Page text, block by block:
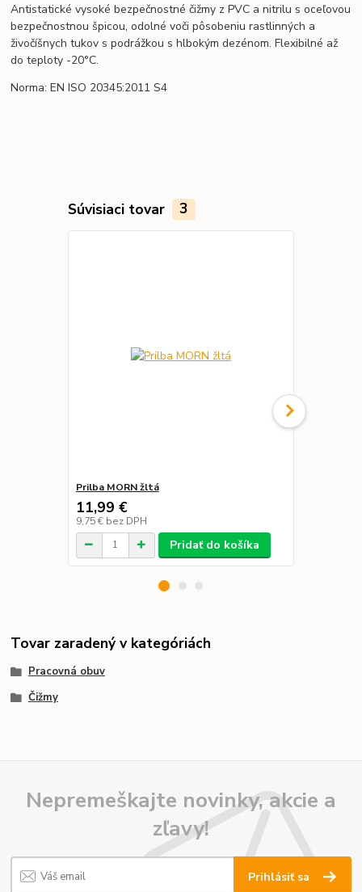
Antistatické vysoké bezpečnostné čižmy z PVC a nitrilu s oceľovou
bezpečnostnou špicou, odolné voči pôsobeniu rastlinných a
živočíšnych tukov s podrážkou s hlbokým dezénom. Flexibilné až
do teploty -20°C.
Norma: EN ISO 20345:2011 S4
Súvisiaci tovar 3
Prilba MORN žltá
11,99 €
9,75 € bez DPH
Pridať do košíka
Tovar zaradený v kategóriách
Pracovná obuv
Čižmy
Nepremeškajte novinky, akcie a
zľavy!
Prihlásiť sa